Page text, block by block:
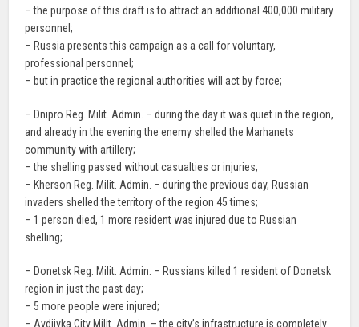
– the purpose of this draft is to attract an additional 400,000 military
personnel;
– Russia presents this campaign as a call for voluntary,
professional personnel;
– but in practice the regional authorities will act by force;
– Dnipro Reg. Milit. Admin. – during the day it was quiet in the region,
and already in the evening the enemy shelled the Marhanets
community with artillery;
– the shelling passed without casualties or injuries;
– Kherson Reg. Milit. Admin. – during the previous day, Russian
invaders shelled the territory of the region 45 times;
– 1 person died, 1 more resident was injured due to Russian
shelling;
– Donetsk Reg. Milit. Admin. – Russians killed 1 resident of Donetsk
region in just the past day;
– 5 more people were injured;
– Avdiivka City Milit. Admin. – the city’s infrastructure is completely